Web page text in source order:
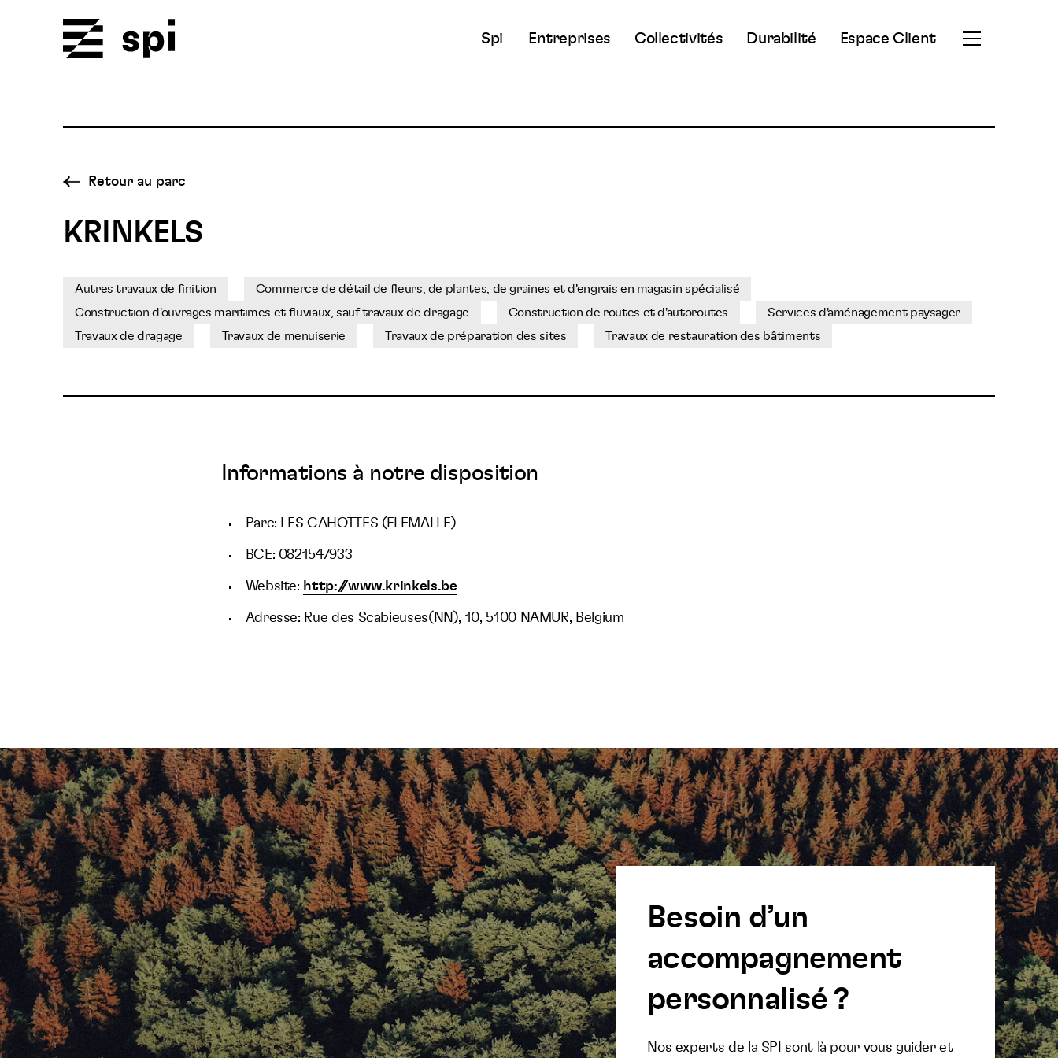
Spi Entreprises Collectivités Durabilité Espace Client
Ouvrir
Retour au parc
KRINKELS
Autres travaux de finition
Commerce de détail de fleurs, de plantes, de graines et d'engrais en magasin spécialisé
Construction d'ouvrages maritimes et fluviaux, sauf travaux de dragage
Construction de routes et d'autoroutes
Services d'aménagement paysager
Travaux de dragage
Travaux de menuiserie Travaux de préparation des sites Travaux de restauration des bâtiments
Informations à notre disposition
Parc: LES CAHOTTES (FLEMALLE)
BCE: 0821547933
Website: http://www.krinkels.be
Adresse: Rue des Scabieuses(NN), 10, 5100 NAMUR, Belgium
Besoin d’un
accompagnement
personnalisé ?
Nos experts de la SPI sont là pour vous guider et